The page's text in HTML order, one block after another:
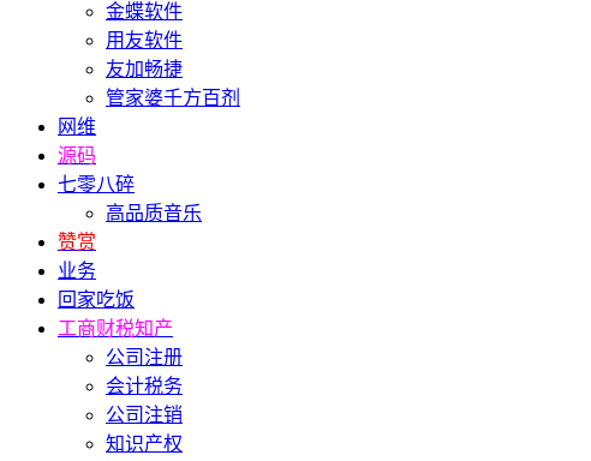
金蝶软件
用友软件
友加畅捷
管家婆千方百剂
网维
源码
七零八碎
高品质音乐
赞赏
业务
回家吃饭
工商财税知产
公司注册
会计税务
公司注销
知识产权